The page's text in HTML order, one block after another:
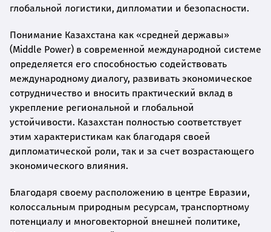
глобальной логистики, дипломатии и безопасности.
Понимание Казахстана как «средней державы»
(Middle Power) в современной международной системе
определяется его способностью содействовать
международному диалогу, развивать экономическое
сотрудничество и вносить практический вклад в
укрепление региональной и глобальной
устойчивости. Казахстан полностью соответствует
этим характеристикам как благодаря своей
дипломатической роли, так и за счет возрастающего
экономического влияния.
Благодаря своему расположению в центре Евразии,
колоссальным природным ресурсам, транспортному
потенциалу и многовекторной внешней политике,